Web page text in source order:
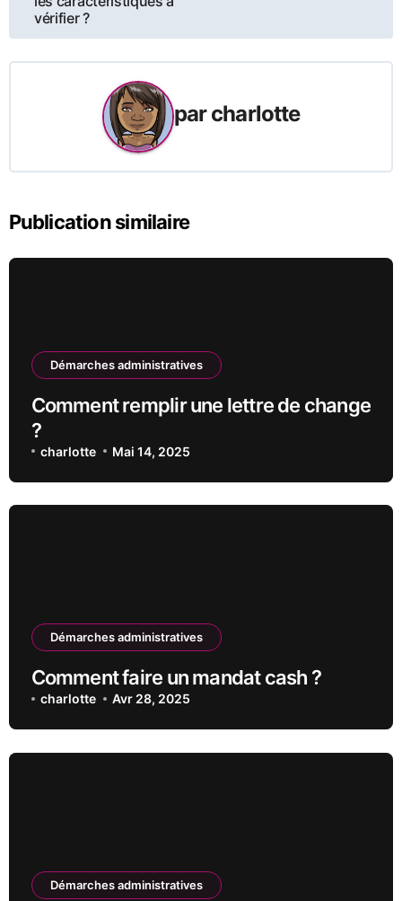
l’article
vérifier ?
parcharlotte
Publication similaire
Démarches administratives
Comment remplir une lettre de change
?
charlotte Mai 14, 2025
Démarches administratives
Comment faire un mandat cash ?
charlotte Avr 28, 2025
Démarches administratives